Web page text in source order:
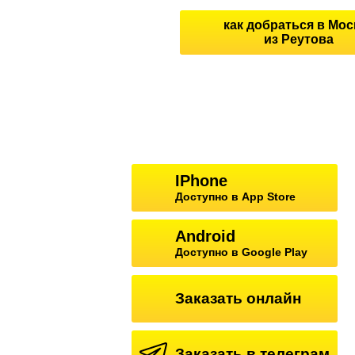
как добраться в
из Реутова
IPhone
Доступно в App Store
Android
Доступно в Google Play
Заказать онлайн